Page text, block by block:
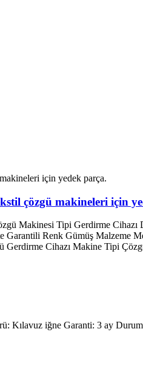
çözgü makineleri için
Makinesi Tipi Gerdirme
Renk Gümüş Malzeme
Gerdirme Cihazı Makine Tipi
Kılavuz iğne Garanti: 3 ay